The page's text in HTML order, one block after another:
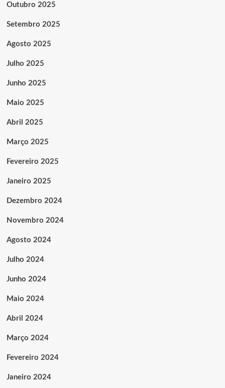
Outubro 2025
Setembro 2025
Agosto 2025
Julho 2025
Junho 2025
Maio 2025
Abril 2025
Março 2025
Fevereiro 2025
Janeiro 2025
Dezembro 2024
Novembro 2024
Agosto 2024
Julho 2024
Junho 2024
Maio 2024
Abril 2024
Março 2024
Fevereiro 2024
Janeiro 2024